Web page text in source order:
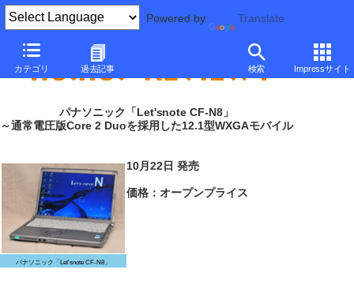
Powered by Translate
カテゴリ 過去記事 検索 Impressサイト
パナソニック「Let'snote CF-N8」
～通常電圧版Core 2 Duoを採用した12.1型WXGAモバイル
パナソニック「Let'snote CF-N8」
10月22日 発売
価格：オープンプライス